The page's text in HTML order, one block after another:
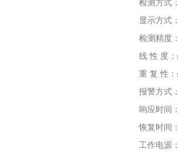
检测方式：
显示方式：
检测精度：
线 性 度：
重 复 性：
报警方式：
响应时间：
恢复时间
工作电源：